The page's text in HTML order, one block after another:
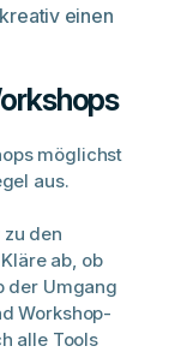
einen
möglichst
aus.
den
ab, ob
der Umgang
Workshop-
alle Tools